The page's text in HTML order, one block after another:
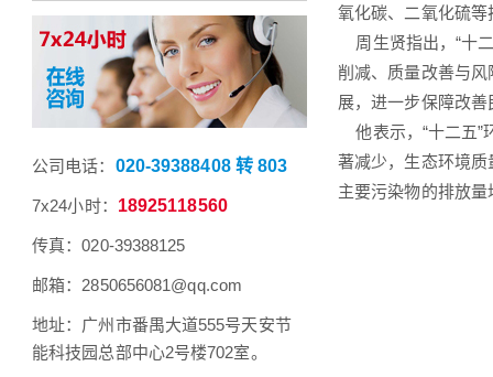
氧化碳、二氧化硫
周生贤指出，“十
削减、质量改善与
展，进一步保障改善
他表示，“十二五”
著减少，生态环境
主要污染物的排放
公司电话： 020-39388408 转 803
7x24小时： 18925118560
传真：020-39388125
邮箱：2850656081@qq.com
地址：广州市番禺大道555号天安节
能科技园总部中心2号楼702室。